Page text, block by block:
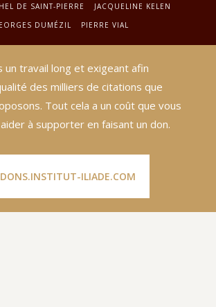
DE SAINT-PIERRE
JACQUELINE KELEN
DUMÉZIL
PIERRE VIAL
un travail long et exigeant afin
des milliers de citations que
Tout cela a un coût que vous
à supporter en faisant un don.
DONS.INSTITUT-ILIADE.COM